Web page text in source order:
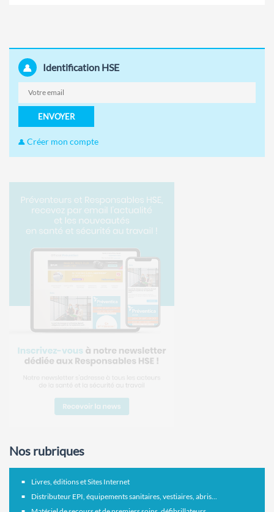
Identification HSE
ENVOYER
Créer mon compte
Nos rubriques
Livres, éditions et Sites Internet
Distributeur EPI, équipements sanitaires, vestiaires, abris...